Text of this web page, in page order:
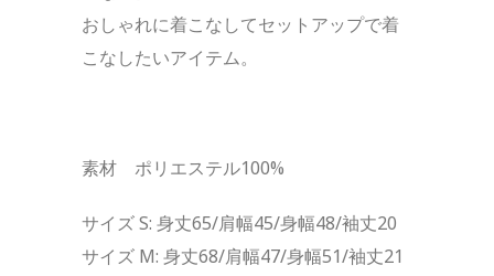
おしゃれに着こなしてセットアップで着
こなしたいアイテム。
素材 ポリエステル100%
サイズ S: 身丈65/肩幅45/身幅48/袖丈20
サイズ M: 身丈68/肩幅47/身幅51/袖丈21